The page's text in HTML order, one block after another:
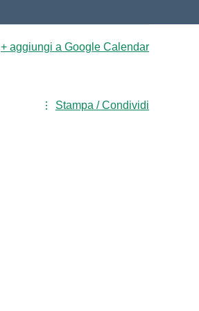
+ aggiungi a Google Calendar
Stampa / Condividi